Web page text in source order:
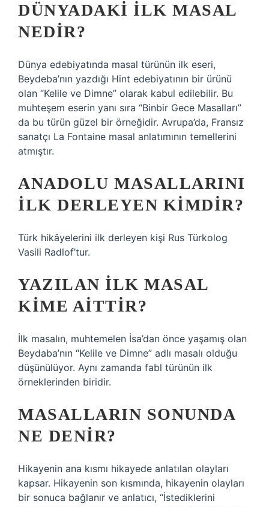
DÜNYADAKI ILK MASAL
NEDIR?
Dünya edebiyatında masal türünün ilk eseri,
Beydeba’nın yazdığı Hint edebiyatının bir ürünü
olan “Kelile ve Dimne” olarak kabul edilebilir. Bu
muhteşem eserin yanı sıra “Binbir Gece Masalları”
da bu türün güzel bir örneğidir. Avrupa’da, Fransız
sanatçı La Fontaine masal anlatımının temellerini
atmıştır.
ANADOLU MASALLARINI
ILK DERLEYEN KIMDIR?
Türk hikâyelerini ilk derleyen kişi Rus Türkolog
Vasili Radlof’tur.
YAZILAN ILK MASAL
KIME AITTIR?
İlk masalın, muhtemelen İsa’dan önce yaşamış olan
Beydaba’nın “Kelile ve Dimne” adlı masalı olduğu
düşünülüyor. Aynı zamanda fabl türünün ilk
örneklerinden biridir.
MASALLARIN SONUNDA
NE DENIR?
Hikayenin ana kısmı hikayede anlatılan olayları
kapsar. Hikayenin son kısmında, hikayenin olayları
bir sonuca bağlanır ve anlatıcı, “İstediklerini